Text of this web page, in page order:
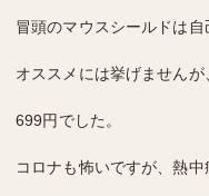
冒頭のマウスシールドは
オススメには挙げません
699円でした。
コロナも怖いですが、熱中